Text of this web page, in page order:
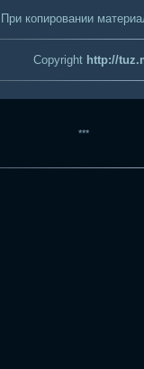
При копировании
Copyright http://
***